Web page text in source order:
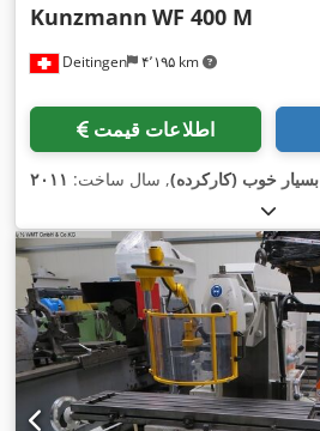
Deitingen ۴٬۱۹۵ km
Kunzmann WF 400 M
اطلاعات قیمت
بسیار خوب (کارکرده), سال ساخت: ۲۰۱۱